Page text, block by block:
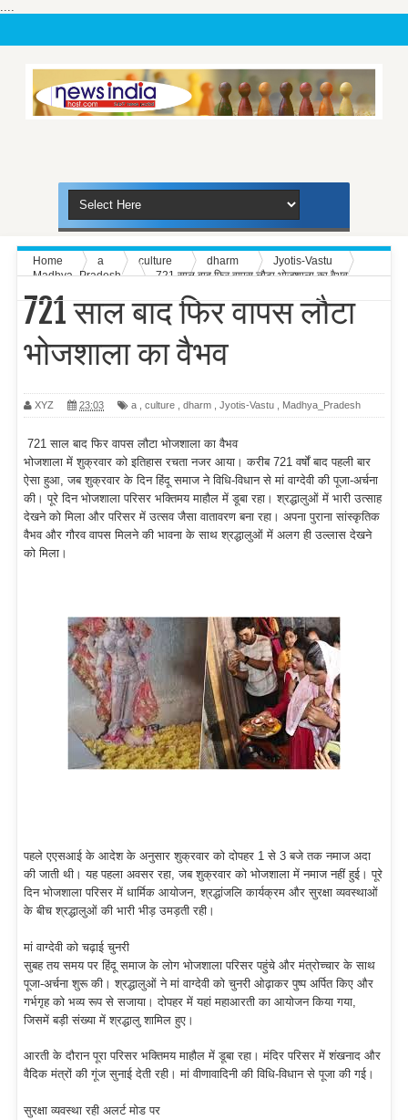
....
Home a culture dharm
Jyotis-Vastu
Madhya_Pradesh
721 साल बाद फिर वापस लौटा भोजशाला का वैभव
721 साल बाद फिर वापस लौटा
भोजशाला का वैभव
XYZ 23:03 a culture dharm Jyotis-Vastu Madhya_Pradesh
721 साल बाद फिर वापस लौटा भोजशाला का वैभव
भोजशाला में शुक्रवार को इतिहास रचता नजर आया। करीब 721 वर्षों बाद पहली बार
ऐसा हुआ, जब शुक्रवार के दिन हिंदू समाज ने विधि-विधान से मां वाग्देवी की पूजा-अर्चना
की। पूरे दिन भोजशाला परिसर भक्तिमय माहौल में डूबा रहा। श्रद्धालुओं में भारी उत्साह
देखने को मिला और परिसर में उत्सव जैसा वातावरण बना रहा। अपना पुराना सांस्कृतिक
वैभव और गौरव वापस मिलने की भावना के साथ श्रद्धालुओं में अलग ही उल्लास देखने
को मिला।
पहले एएसआई के आदेश के अनुसार शुक्रवार को दोपहर 1 से 3 बजे तक नमाज अदा
की जाती थी। यह पहला अवसर रहा, जब शुक्रवार को भोजशाला में नमाज नहीं हुई। पूरे
दिन भोजशाला परिसर में धार्मिक आयोजन, श्रद्धांजलि कार्यक्रम और सुरक्षा व्यवस्थाओं
के बीच श्रद्धालुओं की भारी भीड़ उमड़ती रही।
मां वाग्देवी को चढ़ाई चुनरी
सुबह तय समय पर हिंदू समाज के लोग भोजशाला परिसर पहुंचे और मंत्रोच्चार के साथ
पूजा-अर्चना शुरू की। श्रद्धालुओं ने मां वाग्देवी को चुनरी ओढ़ाकर पुष्प अर्पित किए और
गर्भगृह को भव्य रूप से सजाया। दोपहर में यहां महाआरती का आयोजन किया गया,
जिसमें बड़ी संख्या में श्रद्धालु शामिल हुए।
आरती के दौरान पूरा परिसर भक्तिमय माहौल में डूबा रहा। मंदिर परिसर में शंखनाद और
वैदिक मंत्रों की गूंज सुनाई देती रही। मां वीणावादिनी की विधि-विधान से पूजा की गई।
सुरक्षा व्यवस्था रही अलर्ट मोड पर